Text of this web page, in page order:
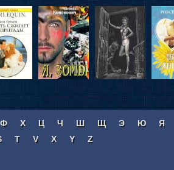
Ф Х Ц Ч Ш Щ Э Ю
Я
T V X Y Z